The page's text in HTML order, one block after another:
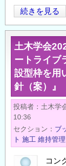
ン
／
CONCOM」
の
今
月
の
新
着
記
事
／
建
技
術
者
続きを見る
土木学会
ートライブ
設型枠を用
針（案）』
投稿者 土木学
10:36
セクション
ブ
ト 施工 維持管理
コン